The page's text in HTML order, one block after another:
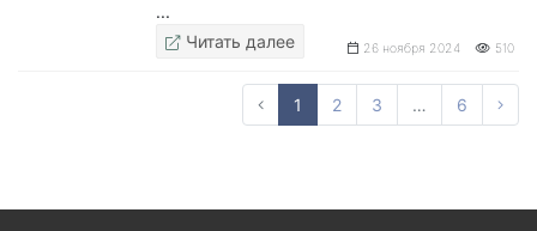
...
26 ноября 2024 510
Читать далее
1 2 3 … 6